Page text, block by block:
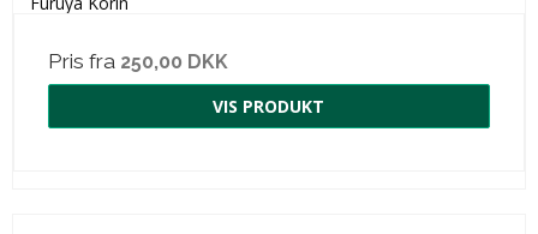
Pris fra 250,00 DKK
VIS PRODUKT